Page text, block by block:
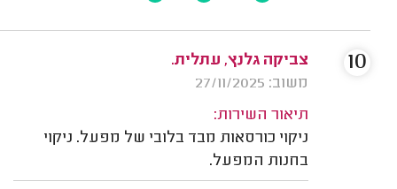
צביקה גלנץ, עתלית.
משוב: 27/11/2025
תיאור השירות:
ניקוי כורסאות מבד בלובי של מפעל. ניקוי
בחנות המפעל.
10